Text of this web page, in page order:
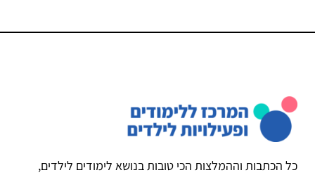
כל הכתבות וההמלצות הכי טובות בנושא לימודים לילדים,